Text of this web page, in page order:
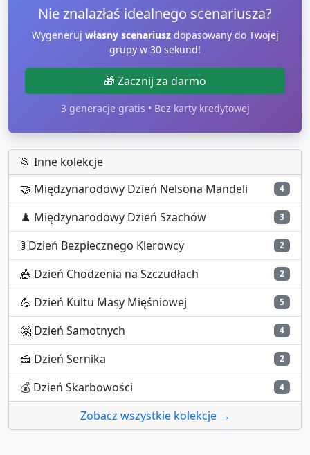
Nie znalazłaś idealnego scenariusza?
Wygeneruj własny scenariuszdopasowany do Twojej
grupy w 30 sekund!
🎁 Zacznij za darmo
3 generacje gratis • Bez karty kredytowej
📂 Inne kolekcje
🤝 Międzynarodowy Dzień Nelsona Mandeli 4
♟️ Międzynarodowy Dzień Szachów 3
🚦 Dzień Bezpiecznego Kierowcy 2
🎪 Dzień Chodzenia na Szczudłach 2
💪 Dzień Kultu Masy Mięśniowej 5
🤗 Dzień Samotnych 4
🍰 Dzień Sernika 2
💰 Dzień Skarbowości 4
Zobacz wszystkie kolekcje →